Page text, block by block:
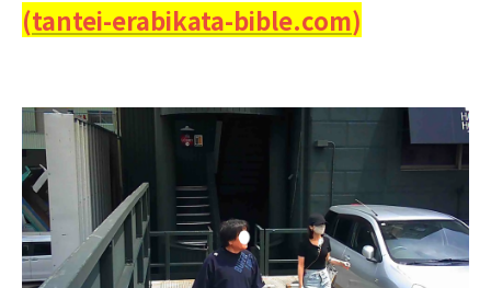
(tantei-erabikata-bible.com)